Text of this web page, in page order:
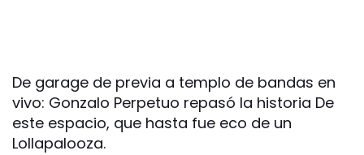
De garage de previa a templo de bandas en
vivo: Gonzalo Perpetuo repasó la historia De
este espacio, que hasta fue eco de un
Lollapalooza.